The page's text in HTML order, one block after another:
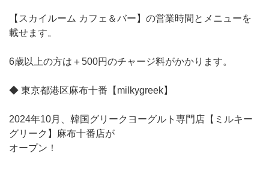
【スカイルーム カフェ＆バー】の営業時間とメニューを
載せます。
6歳以上の方は＋500円のチャージ料がかかります。
◆ 東京都港区麻布十番【milkygreek】
2024年10月、韓国グリークヨーグルト専門店【ミルキー
グリーク】麻布十番店が
オープン！